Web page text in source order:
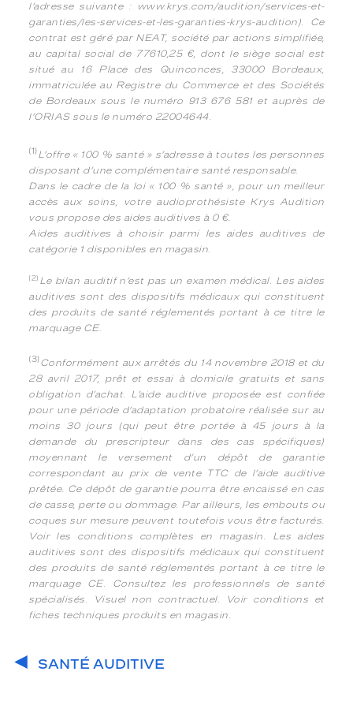
l’adresse suivante : www.krys.com/audition/services-et-
garanties/les-services-et-les-garanties-krys-audition). Ce
contrat est géré par NEAT, société par actions simplifiée,
au capital social de 77610,25 €, dont le siège social est
situé au 16 Place des Quinconces, 33000 Bordeaux,
immatriculée au Registre du Commerce et des Sociétés
de Bordeaux sous le numéro 913 676 581 et auprès de
l’ORIAS sous le numéro 22004644.
(1)L’offre « 100 % santé » s’adresse à toutes les personnes
disposant d’une complémentaire santé responsable.
Dans le cadre de la loi « 100 % santé », pour un meilleur
accès aux soins, votre audioprothésiste Krys Audition
vous propose des aides auditives à 0 €.
Aides auditives à choisir parmi les aides auditives de
catégorie 1 disponibles en magasin.
(2) Le bilan auditif n’est pas un examen médical. Les aides
auditives sont des dispositifs médicaux qui constituent
des produits de santé réglementés portant à ce titre le
marquage CE.
(3)Conformément aux arrêtés du 14 novembre 2018 et du
28 avril 2017, prêt et essai à domicile gratuits et sans
obligation d’achat. L’aide auditive proposée est confiée
pour une période d’adaptation probatoire réalisée sur au
moins 30 jours (qui peut être portée à 45 jours à la
demande du prescripteur dans des cas spécifiques)
moyennant le versement d’un dépôt de garantie
correspondant au prix de vente TTC de l’aide auditive
prêtée. Ce dépôt de garantie pourra être encaissé en cas
de casse, perte ou dommage. Par ailleurs, les embouts ou
coques sur mesure peuvent toutefois vous être facturés.
Voir les conditions complètes en magasin. Les aides
auditives sont des dispositifs médicaux qui constituent
des produits de santé réglementés portant à ce titre le
marquage CE. Consultez les professionnels de santé
spécialisés. Visuel non contractuel. Voir conditions et
fiches techniques produits en magasin.
SANTÉ AUDITIVE